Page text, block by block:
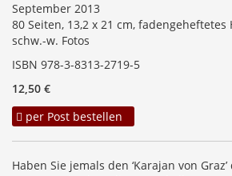
September 2013
80 Seiten, 13,2 x 21 cm, fadengeheftetes
schw.-w. Fotos
ISBN 978-3-8313-2719-5
12,50 €
per Post bestellen
Haben Sie jemals den ‘Karajan von